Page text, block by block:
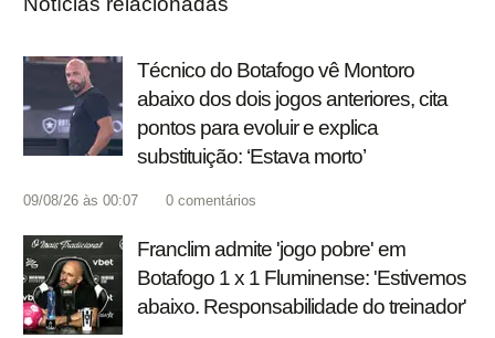
Técnico do Botafogo vê Montoro
abaixo dos dois jogos anteriores, cita
pontos para evoluir e explica
substituição: ‘Estava morto’
09/08/26 às 00:07 0 comentários
Franclim admite 'jogo pobre' em
Botafogo 1 x 1 Fluminense: 'Estivemos
abaixo. Responsabilidade do treinador'